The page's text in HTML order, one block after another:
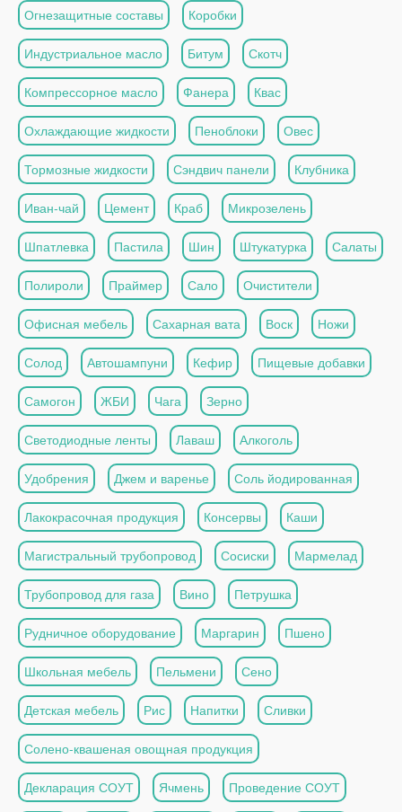
Огнезащитные составы Коробки
Индустриальное масло Битум Скотч
Компрессорное масло Фанера Квас
Охлаждающие жидкости Пеноблоки Овес
Тормозные жидкости Сэндвич панели Клубника
Иван-чай Цемент Краб Микрозелень
Шпатлевка Пастила Шин Штукатурка Салаты
Полироли Праймер Сало Очистители
Офисная мебель Сахарная вата Воск Ножи
Солод Автошампуни Кефир Пищевые добавки
Самогон ЖБИ Чага Зерно
Светодиодные ленты Лаваш Алкоголь
Удобрения Джем и варенье Соль йодированная
Лакокрасочная продукция Консервы Каши
Магистральный трубопровод Сосиски Мармелад
Трубопровод для газа Вино Петрушка
Рудничное оборудование Маргарин Пшено
Школьная мебель Пельмени Сено
Детская мебель Рис Напитки Сливки
Солено-квашеная овощная продукция
Декларация СОУТ Ячмень Проведение СОУТ